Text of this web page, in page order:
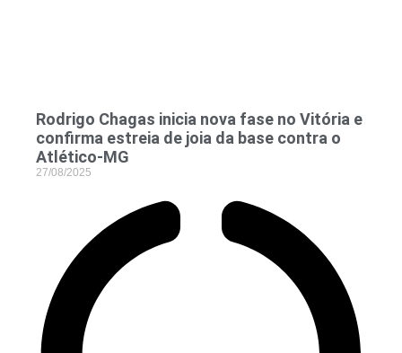
Rodrigo Chagas inicia nova fase no Vitória e
confirma estreia de joia da base contra o
Atlético-MG
27/08/2025